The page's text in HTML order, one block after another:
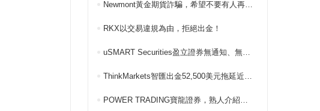
Newmont黃金期貨詐騙，希望不要有人再上當?
RKX以交易違規為由，拒絕出金！
uSMART Securities盈立證券無通知、無原因就凍結我的帳戶
ThinkMarkets智匯出金52,500美元拖延近一年，工單無理由關閉
POWER TRADING寶龍證券，熟人介紹的被坑